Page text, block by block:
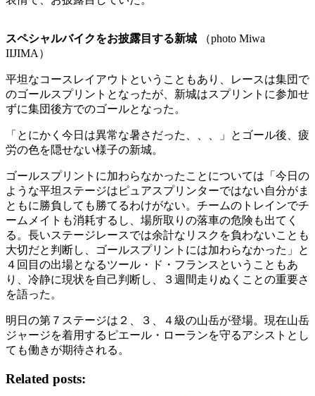
スペシャルバイクをお披露目する新城 （photo Miwa
IIJIMA）
平坦なコースレイアウトということもあり、レースは集団で
のゴールスプリントとなったが、新城はスプリントに参加せ
ずに集団後方でのゴールとなった。
「とにかく今日は異常な暑さだった、、、」とゴール後、疲
労の色を隠せない様子の新城。
ゴールスプリントに加わらなかったことについては「今日の
ような平坦ステージはピュアスプリンターではない自分がま
ともに勝負しても勝てるわけがない。チームのトレインでチ
ームメイトも消耗するし、場所取りの落車の危険も出てく
る。長いステージレースでは余計なリスクを負わないことも
大切だと判断し、ゴールスプリントには加わらなかった」と
４回目の出場となるツール・ド・フランスということもあ
り、冷静に現状を自己判断し、３週間走りぬくことの重要さ
を語った。
明日の第７ステージは２、３、４級の山岳が登場。現在山岳
ジャージを着用するピエール・ローランを守るアシストとし
ても働きが期待される。
Related posts: